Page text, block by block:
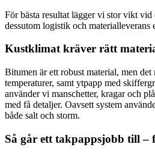
För bästa resultat lägger vi stor vikt
dessutom logistik och
Kustklimat kräver rätt
Bitumen är ett robust material, men
temperaturer, samt ytpapp med
använder vi manschetter, kragar och
med få detaljer. Oavsett system
både salt och storm.
Så går ett takpappsjobb till